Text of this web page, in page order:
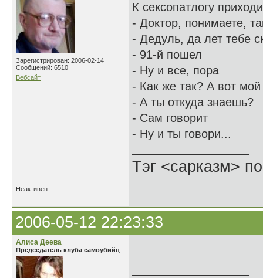
Зарегистрирован: 2006-02-14
Сообщений: 6510
Вебсайт
К сексопатлогу
- Доктор, понимаете,
- Дедуль, да лет тебе
- 91-й пошел
- Ну и все, пора
- Как же так? А вот
- А ты откуда знаешь?
- Сам говорит
- Ну и ты говори...
Тэг <сарказм>
Неактивен
2006-05-12 22:23:33
Алиса Деева
Председатель клуба самоубийц